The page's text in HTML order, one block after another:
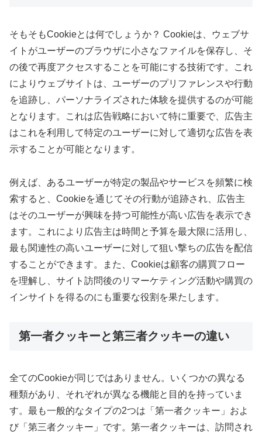
そもそもCookieとは何でしょうか？ Cookieは、ウェブサ
イトがユーザーのブラウザに小さなファイルを保存し、そ
の後で再度アクセスすることを可能にする技術です。これ
によりウェブサイトは、ユーザーのプリファレンスや行動
を追跡し、パーソナライズされた体験を提供するのが可能
となります。これは広告戦略において特に重要で、広告主
はこれを利用して特定のユーザーに対して適切な広告を表
示することが可能となります。
例えば、あるユーザーが特定の製品やサービスを頻繁に検
索すると、Cookieを通じてその行動が追跡され、広告主
はそのユーザーが興味を持つ可能性が高い広告を表示でき
ます。これにより広告主は時間と予算を最大限に活用し、
最も関連性の高いユーザーに対して狙い撃ちの広告を配信
することができます。また、Cookieは顧客の購買フロー
を理解し、サイト訪問後のリマーケティング活動や購買の
インサイトを得るのにも重要な役割を果たします。
第一者クッキーと第三者クッキーの違い
全てのCookieが同じではありません。いくつかの異なる
種類があり、それぞれが異なる機能と目的を持っていま
す。最も一般的なタイプの2つは「第一者クッキー」およ
び「第三者クッキー」です。第一者クッキーは、訪問され